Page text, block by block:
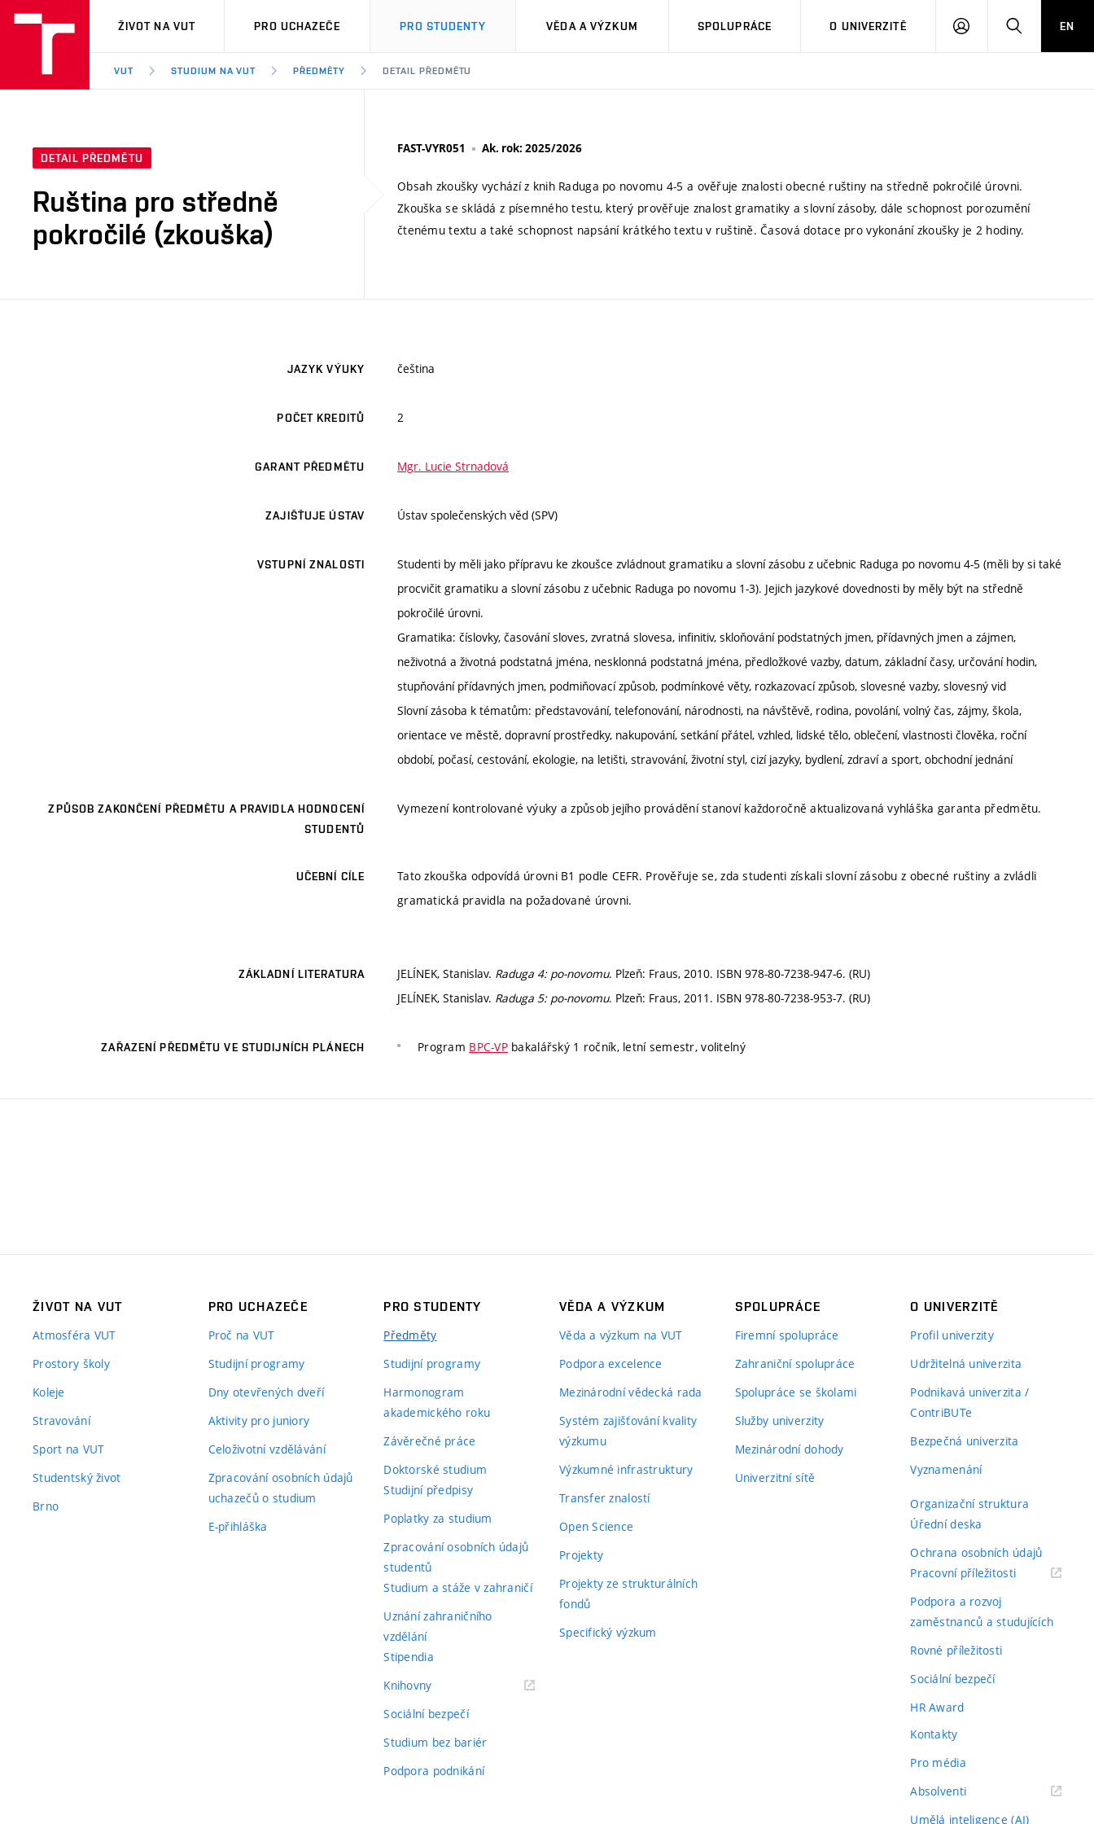
VUT
ŽIVOT NA VUT PRO UCHAZEČE PRO STUDENTY VĚDA A VÝZKUM SPOLUPRÁCE O UNIVERZITĚ
PŘIHLÁSIT HLEDATEN
VUT STUDIUM NA VUT PŘEDMĚTY DETAIL PŘEDMĚTU
DETAIL PŘEDMĚTU
Ruština pro středně
pokročilé (zkouška)
FAST-VYR051 Ak. rok: 2025/2026
Obsah zkoušky vychází z knih Raduga po novomu 4-5 a ověřuje znalosti obecné ruštiny na středně pokročilé úrovni.
Zkouška se skládá z písemného testu, který prověřuje znalost gramatiky a slovní zásoby, dále schopnost porozumění
čtenému textu a také schopnost napsání krátkého textu v ruštině. Časová dotace pro vykonání zkoušky je 2 hodiny.
JAZYK VÝUKY čeština
POČET KREDITŮ 2
GARANT PŘEDMĚTU Mgr. Lucie Strnadová
ZAJIŠŤUJE ÚSTAV Ústav společenských věd (SPV)
VSTUPNÍ ZNALOSTI
Studenti by měli jako přípravu ke zkoušce zvládnout gramatiku a slovní zásobu z učebnic Raduga po novomu 4-5 (měli by si také
procvičit gramatiku a slovní zásobu z učebnic Raduga po novomu 1-3). Jejich jazykové dovednosti by měly být na středně
pokročilé úrovni.
Gramatika: číslovky, časování sloves, zvratná slovesa, infinitiv, skloňování podstatných jmen, přídavných jmen a zájmen,
neživotná a životná podstatná jména, nesklonná podstatná jména, předložkové vazby, datum, základní časy, určování hodin,
stupňování přídavných jmen, podmiňovací způsob, podmínkové věty, rozkazovací způsob, slovesné vazby, slovesný vid
Slovní zásoba k tématům: představování, telefonování, národnosti, na návštěvě, rodina, povolání, volný čas, zájmy, škola,
orientace ve městě, dopravní prostředky, nakupování, setkání přátel, vzhled, lidské tělo, oblečení, vlastnosti člověka, roční
období, počasí, cestování, ekologie, na letišti, stravování, životní styl, cizí jazyky, bydlení, zdraví a sport, obchodní jednání
ZPŮSOB ZAKONČENÍ PŘEDMĚTU A PRAVIDLA HODNOCENÍ
STUDENTŮ
Vymezení kontrolované výuky a způsob jejího provádění stanoví každoročně aktualizovaná vyhláška garanta předmětu.
UČEBNÍ CÍLE
Tato zkouška odpovídá úrovni B1 podle CEFR. Prověřuje se, zda studenti získali slovní zásobu z obecné ruštiny a zvládli
gramatická pravidla na požadované úrovni.
ZÁKLADNÍ LITERATURA JELÍNEK, Stanislav. Raduga 4: po-novomu. Plzeň: Fraus, 2010. ISBN 978-80-7238-947-6. (RU)
JELÍNEK, Stanislav. Raduga 5: po-novomu. Plzeň: Fraus, 2011. ISBN 978-80-7238-953-7. (RU)
ZAŘAZENÍ PŘEDMĚTU VE STUDIJNÍCH PLÁNECH Program BPC-VPbakalářský 1 ročník, letní semestr, volitelný
ŽIVOT NA VUT
Atmosféra VUT
Prostory školy
Koleje
Stravování
Sport na VUT
Studentský život
Brno
PRO UCHAZEČE
Proč na VUT
Studijní programy
Dny otevřených dveří
Aktivity pro juniory
Celoživotní vzdělávání
Zpracování osobních údajů
uchazečů o studium
E-přihláška
PRO STUDENTY
Předměty
Studijní programy
Harmonogram
akademického roku
Závěrečné práce
Doktorské studium
Studijní předpisy
Poplatky za studium
Zpracování osobních údajů
studentů
Studium a stáže v zahraničí
Uznání zahraničního
vzdělání
Stipendia
Knihovny(externí
Sociální bezpečí
Studium bez bariér
Podpora podnikání
VĚDA A VÝZKUM
Věda a výzkum na VUT
Podpora excelence
Mezinárodní vědecká rada
Systém zajišťování kvality
výzkumu
Výzkumné infrastruktury
Transfer znalostí
Open Science
Projekty
Projekty ze strukturálních
fondů
Specifický výzkum
SPOLUPRÁCE
Firemní spolupráce
Zahraniční spolupráce
Spolupráce se školami
Služby univerzity
Mezinárodní dohody
Univerzitní sítě
O UNIVERZITĚ
Profil univerzity
Udržitelná univerzita
Podnikavá univerzita /
ContriBUTe
Bezpečná univerzita
Vyznamenání
Organizační struktura
Úřední deska
Ochrana osobních údajů
Pracovní příležitosti(externí
Podpora a rozvoj
zaměstnanců a studujících
Rovné příležitosti
Sociální bezpečí
HR Award
Kontakty
Pro média
Absolventi(externí
Umělá inteligence (AI)